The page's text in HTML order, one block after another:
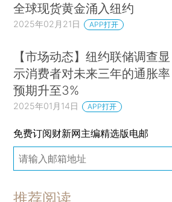
全球现货黄金涌入纽约
2025年02月21日 APP打开
【市场动态】纽约联储调查显
示消费者对未来三年的通胀率
预期升至3%
2025年01月14日 APP打开
免费订阅财新网主编精选版电邮
推荐阅读